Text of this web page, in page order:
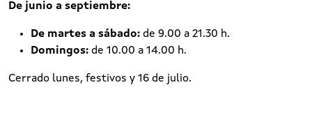
De junio a septiembre:
De martes a sábado: de 9.00 a 21.30 h.
Domingos: de 10.00 a 14.00 h.
Cerrado lunes, festivos y 16 de julio.